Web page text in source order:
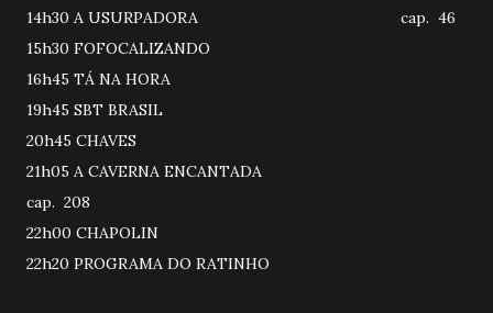
14h30 A USURPADORA cap. 46
15h30 FOFOCALIZANDO
16h45 TÁ NA HORA
19h45 SBT BRASIL
20h45 CHAVES
21h05 A CAVERNA ENCANTADA
cap. 208
22h00 CHAPOLIN
22h20 PROGRAMA DO RATINHO